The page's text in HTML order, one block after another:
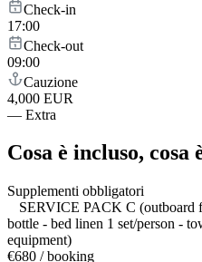
Check-in
17:00
Check-out
09:00
Cauzione
4,000 EUR
— Extra
Cosa è incluso, cosa
Supplementi obbligatori
SERVICE PACK C (outboard
bottle - bed linen 1 set/person -
equipment)
€680 / booking